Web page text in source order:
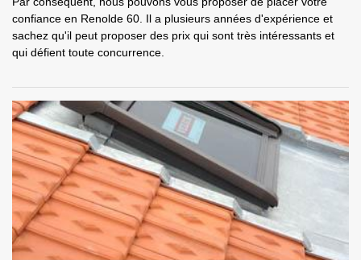
confiance en Renolde 60. Il a plusieurs années d'expérience et
sachez qu'il peut proposer des prix qui sont très intéressants et
qui défient toute concurrence.